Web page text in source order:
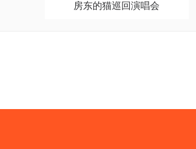
房东的猫巡回演唱会